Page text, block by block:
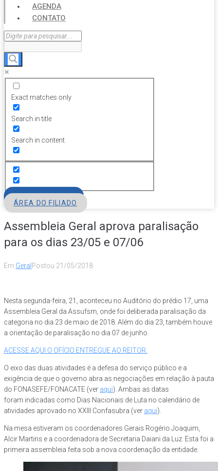
AGENDA
CONTATO
Exact matches only
Search in title
Search in content
ÁREA DO FILIADO
Assembleia Geral aprova paralisação
para os dias 23/05 e 07/06
Em Geral Postou 21/05/2018
Nesta segunda-feira, 21, aconteceu no Auditório do prédio 17, uma
Assembleia Geral da Assufsm, onde foi deliberada paralisação da
categoria no dia 23 de maio de 2018. Além do dia 23, também houve
a orientação de paralisação no dia 07 de junho.
ACESSE AQUI O OFÍCIO ENTREGUE AO REITOR.
O eixo das duas atividades é a defesa do serviço público e a
exigência de que o governo abra as negociações em relação à pauta
do FONASEFE/FONACATE (ver aqui). Ambas as datas
foram indicadas como Dias Nacionais de Luta no calendário de
atividades aprovado no XXIII Confasubra (ver aqui).
Na mesa estiveram os coordenadores Gerais Rogério Joaquim,
Alcir Martins e a coordenadora de Secretaria Daiani da Luz. Esta foi a
primeira assembleia feita sob a nova coordenação da entidade.